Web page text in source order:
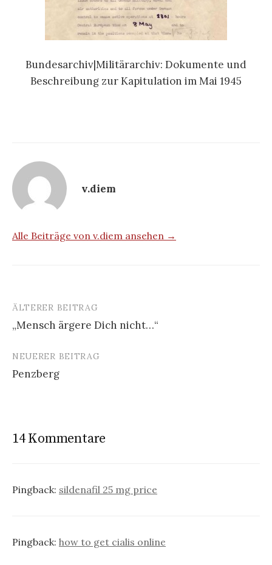
Bundesarchiv|Militärarchiv: Dokumente und
Beschreibung zur Kapitulation im Mai 1945
v.diem
Alle Beiträge von v.diem ansehen →
Beitrags-
Navigation
ÄLTERER BEITRAG
„Mensch ärgere Dich nicht…“
NEUERER BEITRAG
Penzberg
14 Kommentare
Pingback: sildenafil 25 mg price
Pingback: how to get cialis online